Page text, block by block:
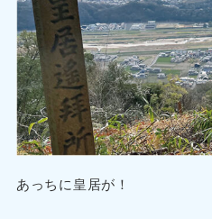
あっちに皇居が！